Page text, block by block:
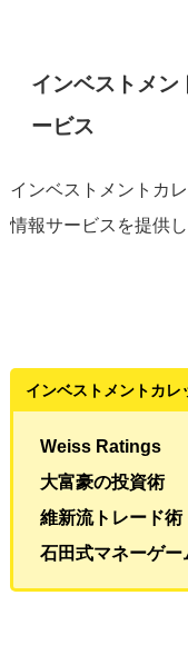
インベストメン
ービス
インベストメントカ
情報サービスを提供し
インベストメントカレ
Weiss Ratings
大富豪の投資術
維新流トレード術
石田式マネーゲー